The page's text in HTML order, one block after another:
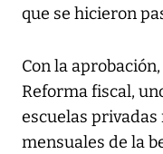
que se hicieron
Con la
Reforma fiscal,
escuelas
mensuales de la